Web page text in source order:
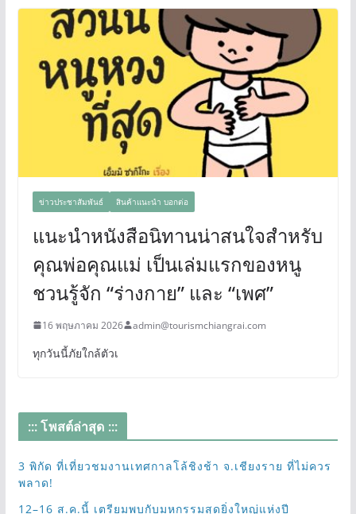
ข่าวประชาสัมพันธ์ สินค้าแนะนำ บอกต่อ
แนะนำหนังสือนิทานน่าสนใจสำหรับ
คุณพ่อคุณแม่ เป็นเล่มแรกของหนู
ชวนรู้จัก “ร่างกาย” และ “เพศ”
16 พฤษภาคม 2026 admin@tourismchiangrai.com
ทุกวันนี้ภัยใกล้ตัวเ
::: โพสต์ล่าสุด :::
3 พิกัด ที่เที่ยวชมงานเทศกาลโล้ชิงช้า จ.เชียงราย ที่ไม่ควร
พลาด!
12–16 ส.ค.นี้ เตรียมพบกับมหกรรมสุดยิ่งใหญ่แห่งปี